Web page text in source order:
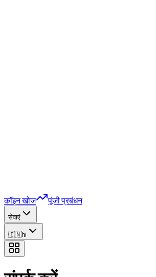
कॉइन खोज पूंजी प्रबंधन
सेवाएं
🇮🇳hi